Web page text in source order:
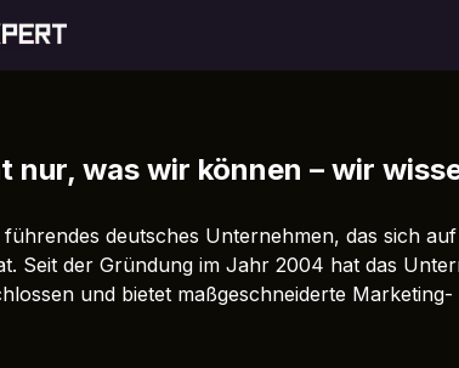
nur, was wir können – wir
führendes deutsches Unternehmen, das sich
Seit der Gründung im Jahr 2004 hat das
und bietet maßgeschneiderte